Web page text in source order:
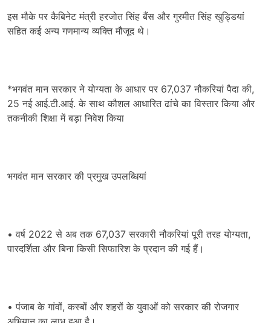
इस मौके पर कैबिनेट मंत्री हरजोत सिंह बैंस और गुरमीत सिंह खुड्डियां
सहित कई अन्य गणमान्य व्यक्ति मौजूद थे।
*भगवंत मान सरकार ने योग्यता के आधार पर 67,037 नौकरियां पैदा की,
25 नई आई.टी.आई. के साथ कौशल आधारित ढांचे का विस्तार किया और
तकनीकी शिक्षा में बड़ा निवेश किया
भगवंत मान सरकार की प्रमुख उपलब्धियां
• वर्ष 2022 से अब तक 67,037 सरकारी नौकरियां पूरी तरह योग्यता,
पारदर्शिता और बिना किसी सिफारिश के प्रदान की गई हैं।
• पंजाब के गांवों, कस्बों और शहरों के युवाओं को सरकार की रोजगार